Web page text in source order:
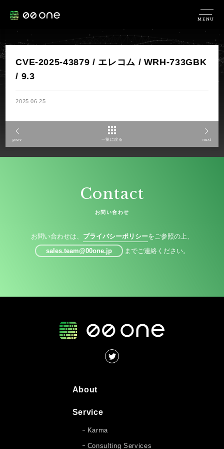
MENU
CVE-2025-43879 / エレコム / WRH-733GBK
/ 9.3
2025.06.25
prev 一覧に戻る next
Contact
お問い合わせ
お問い合わせは、 プライバシーポリシーをご参照の上、
sales.team@00one.jp
までご連絡ください。
About
Service
Karma
Consulting Services